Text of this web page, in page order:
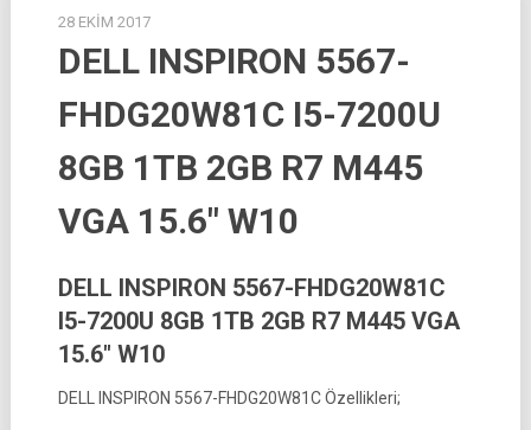
28 EKIM 2017
DELL INSPIRON 5567-
FHDG20W81C I5-7200U
8GB 1TB 2GB R7 M445
VGA 15.6″ W10
DELL INSPIRON 5567-FHDG20W81C
I5-7200U 8GB 1TB 2GB R7 M445 VGA
15.6″ W10
DELL INSPIRON 5567-FHDG20W81C Özellikleri;